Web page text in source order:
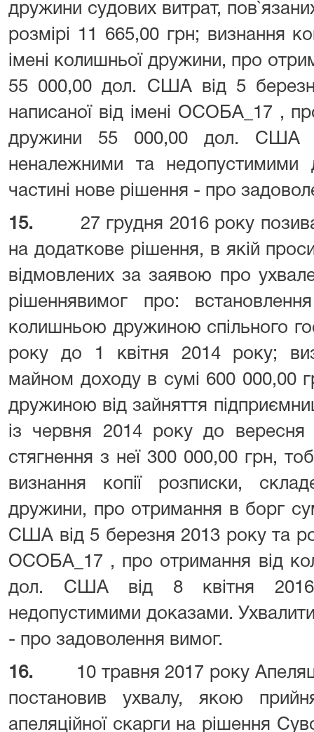
дружини судових витрат,
розмірі 11 665,00 грн; визнання
імені колишньої дружини, про
55 000,00 дол. США від 5
написаної від імені ОСОБА_17 ,
дружини 55 000,00 дол. США
неналежними та недопустимими
частині нове рішення - про
15. 27 грудня 2016 року
на додаткове рішення, в якій
відмовлених за заявою про
рішеннявимог про:
колишньою дружиною спільного
року до 1 квітня 2014 року;
майном доходу в сумі 600 000,00
дружиною від зайняття
із червня 2014 року до вересня
стягнення з неї 300 000,00 грн,
визнання копії розписки,
дружини, про отримання в борг
США від 5 березня 2013 року та
ОСОБА_17 , про отримання від
дол. США від 8 квітня
недопустимими доказами.
- про задоволення вимог.
16. 10 травня 2017 року
постановив ухвалу, якою
апеляційної скарги на рішення